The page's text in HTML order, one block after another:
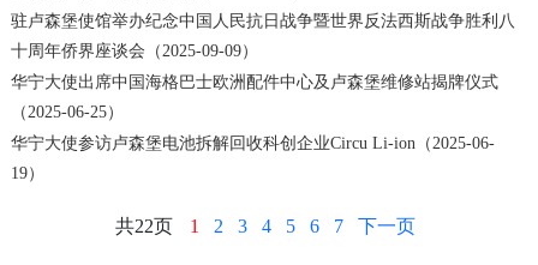
驻卢森堡使馆举办纪念中国人民抗日战争暨世界反法西斯战争胜利八
十周年侨界座谈会（2025-09-09）
华宁大使出席中国海格巴士欧洲配件中心及卢森堡维修站揭牌仪式
（2025-06-25）
华宁大使参访卢森堡电池拆解回收科创企业Circu Li-ion（2025-06-
19）
共22页 1 2 3 4 5 6 7 下一页